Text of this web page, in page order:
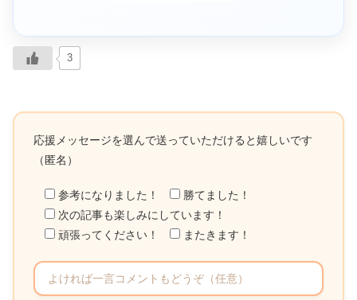
3
応援メッセージを選んで送っていただけると嬉しいです
（匿名）
参考になりました！
勝てました！
次の記事も楽しみにしています！
頑張ってください！
またきます！